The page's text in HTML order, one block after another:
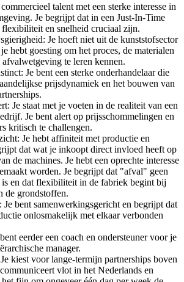
talent met een sterke interesse in
Je begrijpt dat in een Just-In-Time
en snelheid cruciaal zijn.
Je hoeft niet uit de kunststofsector
hebt goesting om het proces, de materialen
te leren kennen.
Je bent een sterke onderhandelaar die
prijsdynamiek en het bouwen van
Je staat met je voeten in de realiteit van een
Je bent alert op prijsschommelingen en
kritisch te challengen.
Je hebt affiniteit met productie en
dat wat je inkoopt direct invloed heeft op
de machines. Je hebt een oprechte interesse
worden. Je begrijpt dat "afval" geen
is en dat flexibiliteit in de fabriek begint bij
de grondstoffen.
bent samenwerkingsgericht en begrijpt dat
onlosmakelijk met elkaar verbonden
eerder een coach en ondersteuner voor je
manager.
kiest voor lange-termijn partnerships boven
vlot in het Nederlands en